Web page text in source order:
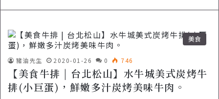
美食
豬油先生 2020-01-26 0 746
【美食牛排 | 台北松山】水牛城美式炭烤牛
排(小巨蛋)，鮮嫩多汁炭烤美味牛肉。